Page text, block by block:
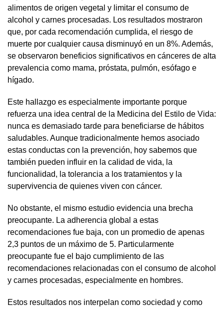
alimentos de origen vegetal y limitar el consumo de
alcohol y carnes procesadas. Los resultados mostraron
que, por cada recomendación cumplida, el riesgo de
muerte por cualquier causa disminuyó en un 8%. Además,
se observaron beneficios significativos en cánceres de alta
prevalencia como mama, próstata, pulmón, esófago e
hígado.
Este hallazgo es especialmente importante porque
refuerza una idea central de la Medicina del Estilo de Vida:
nunca es demasiado tarde para beneficiarse de hábitos
saludables. Aunque tradicionalmente hemos asociado
estas conductas con la prevención, hoy sabemos que
también pueden influir en la calidad de vida, la
funcionalidad, la tolerancia a los tratamientos y la
supervivencia de quienes viven con cáncer.
No obstante, el mismo estudio evidencia una brecha
preocupante. La adherencia global a estas
recomendaciones fue baja, con un promedio de apenas
2,3 puntos de un máximo de 5. Particularmente
preocupante fue el bajo cumplimiento de las
recomendaciones relacionadas con el consumo de alcohol
y carnes procesadas, especialmente en hombres.
Estos resultados nos interpelan como sociedad y como